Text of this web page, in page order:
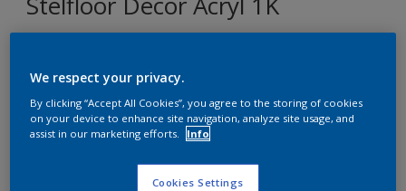
Format
5L
We respect your privacy.
By clicking “Accept All Cookies”, you agree to the storing of cookies
on your device to enhance site navigation, analyze site usage, and
assist in our marketing efforts.
Info
Cookies Settings